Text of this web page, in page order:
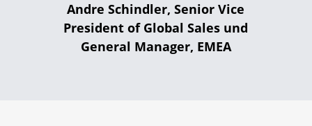
Andre Schindler, Senior Vice
President of Global Sales und
General Manager, EMEA